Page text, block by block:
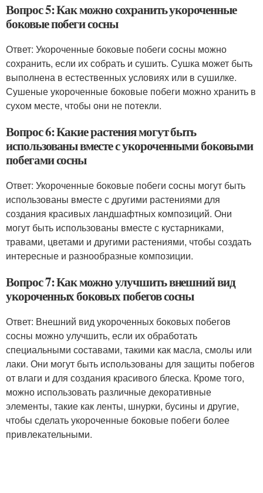
Вопрос 5: Как можно сохранить укороченные
боковые побеги сосны
Ответ: Укороченные боковые побеги сосны можно
сохранить, если их собрать и сушить. Сушка может быть
выполнена в естественных условиях или в сушилке.
Сушеные укороченные боковые побеги можно хранить в
сухом месте, чтобы они не потекли.
Вопрос 6: Какие растения могут быть
использованы вместе с укороченными боковыми
побегами сосны
Ответ: Укороченные боковые побеги сосны могут быть
использованы вместе с другими растениями для
создания красивых ландшафтных композиций. Они
могут быть использованы вместе с кустарниками,
травами, цветами и другими растениями, чтобы создать
интересные и разнообразные композиции.
Вопрос 7: Как можно улучшить внешний вид
укороченных боковых побегов сосны
Ответ: Внешний вид укороченных боковых побегов
сосны можно улучшить, если их обработать
специальными составами, такими как масла, смолы или
лаки. Они могут быть использованы для защиты побегов
от влаги и для создания красивого блеска. Кроме того,
можно использовать различные декоративные
элементы, такие как ленты, шнурки, бусины и другие,
чтобы сделать укороченные боковые побеги более
привлекательными.